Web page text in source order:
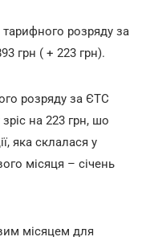
розряду за
грн ( + 223 грн).
розряду за ЄТС
на 223 грн, шо
яка склалася у
місяця – січень
місяцем для